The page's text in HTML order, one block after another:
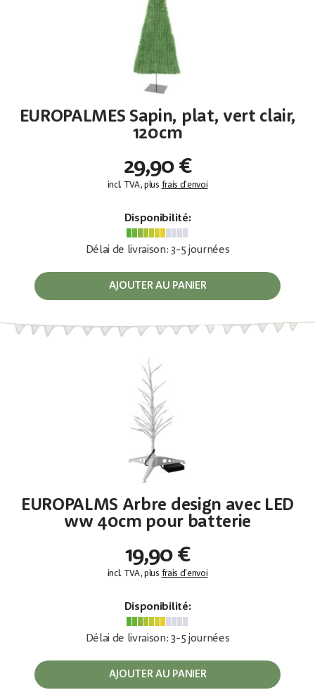
EUROPALMES Sapin, plat, vert clair,
120cm
29,90 €
incl. TVA, plus frais d'envoi
Disponibilité:
Délai de livraison: 3-5 journées
AJOUTER AU PANIER
EUROPALMS Arbre design avec LED
ww 40cm pour batterie
19,90 €
incl. TVA, plus frais d'envoi
Disponibilité:
Délai de livraison: 3-5 journées
AJOUTER AU PANIER